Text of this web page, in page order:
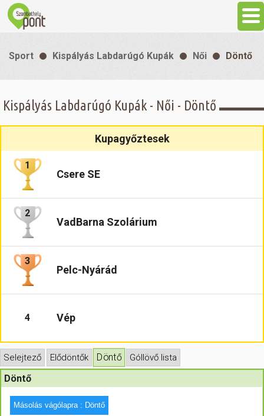
Látnivalók
Gasztronómia
Szállás
Sport
Szabadidő
Hasznos
Sport Kispályás Labdarúgó Kupák Női Döntő
Kispályás Labdarúgó Kupák - Női - Döntő
Kupagyőztesek
1
Csere SE
2
VadBarna Szolárium
3
Pelc-Nyárád
4 Vép
Selejtező Elődöntők Döntő Góllövő lista
Döntő
Másolás vágólapra : Döntő